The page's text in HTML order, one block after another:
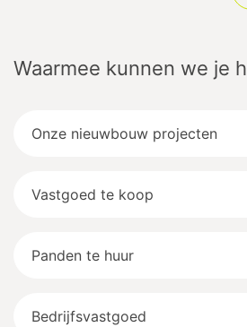
Waarmee kunnen we je
Onze nieuwbouw projecten
Vastgoed te koop
Panden te huur
Bedrijfsvastgoed